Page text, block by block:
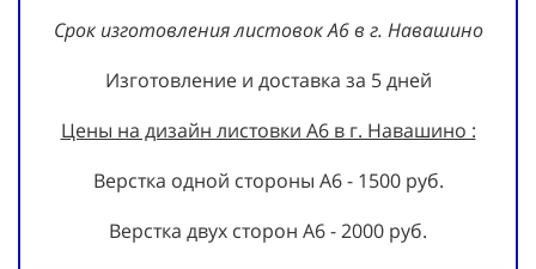
Срок изготовления листовок А6 в г. Навашино
Изготовление и доставка за 5 дней
Цены на дизайн листовки А6 в г. Навашино :
Верстка одной стороны А6 - 1500 руб.
Верстка двух сторон А6 - 2000 руб.